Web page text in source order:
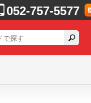
052-757-5577